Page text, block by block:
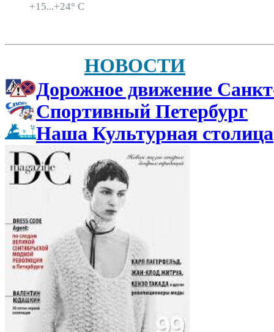
+15...+24° C
НОВОСТИ
Дорожное движение
Спортивный Петербург
Наша Культурная столица